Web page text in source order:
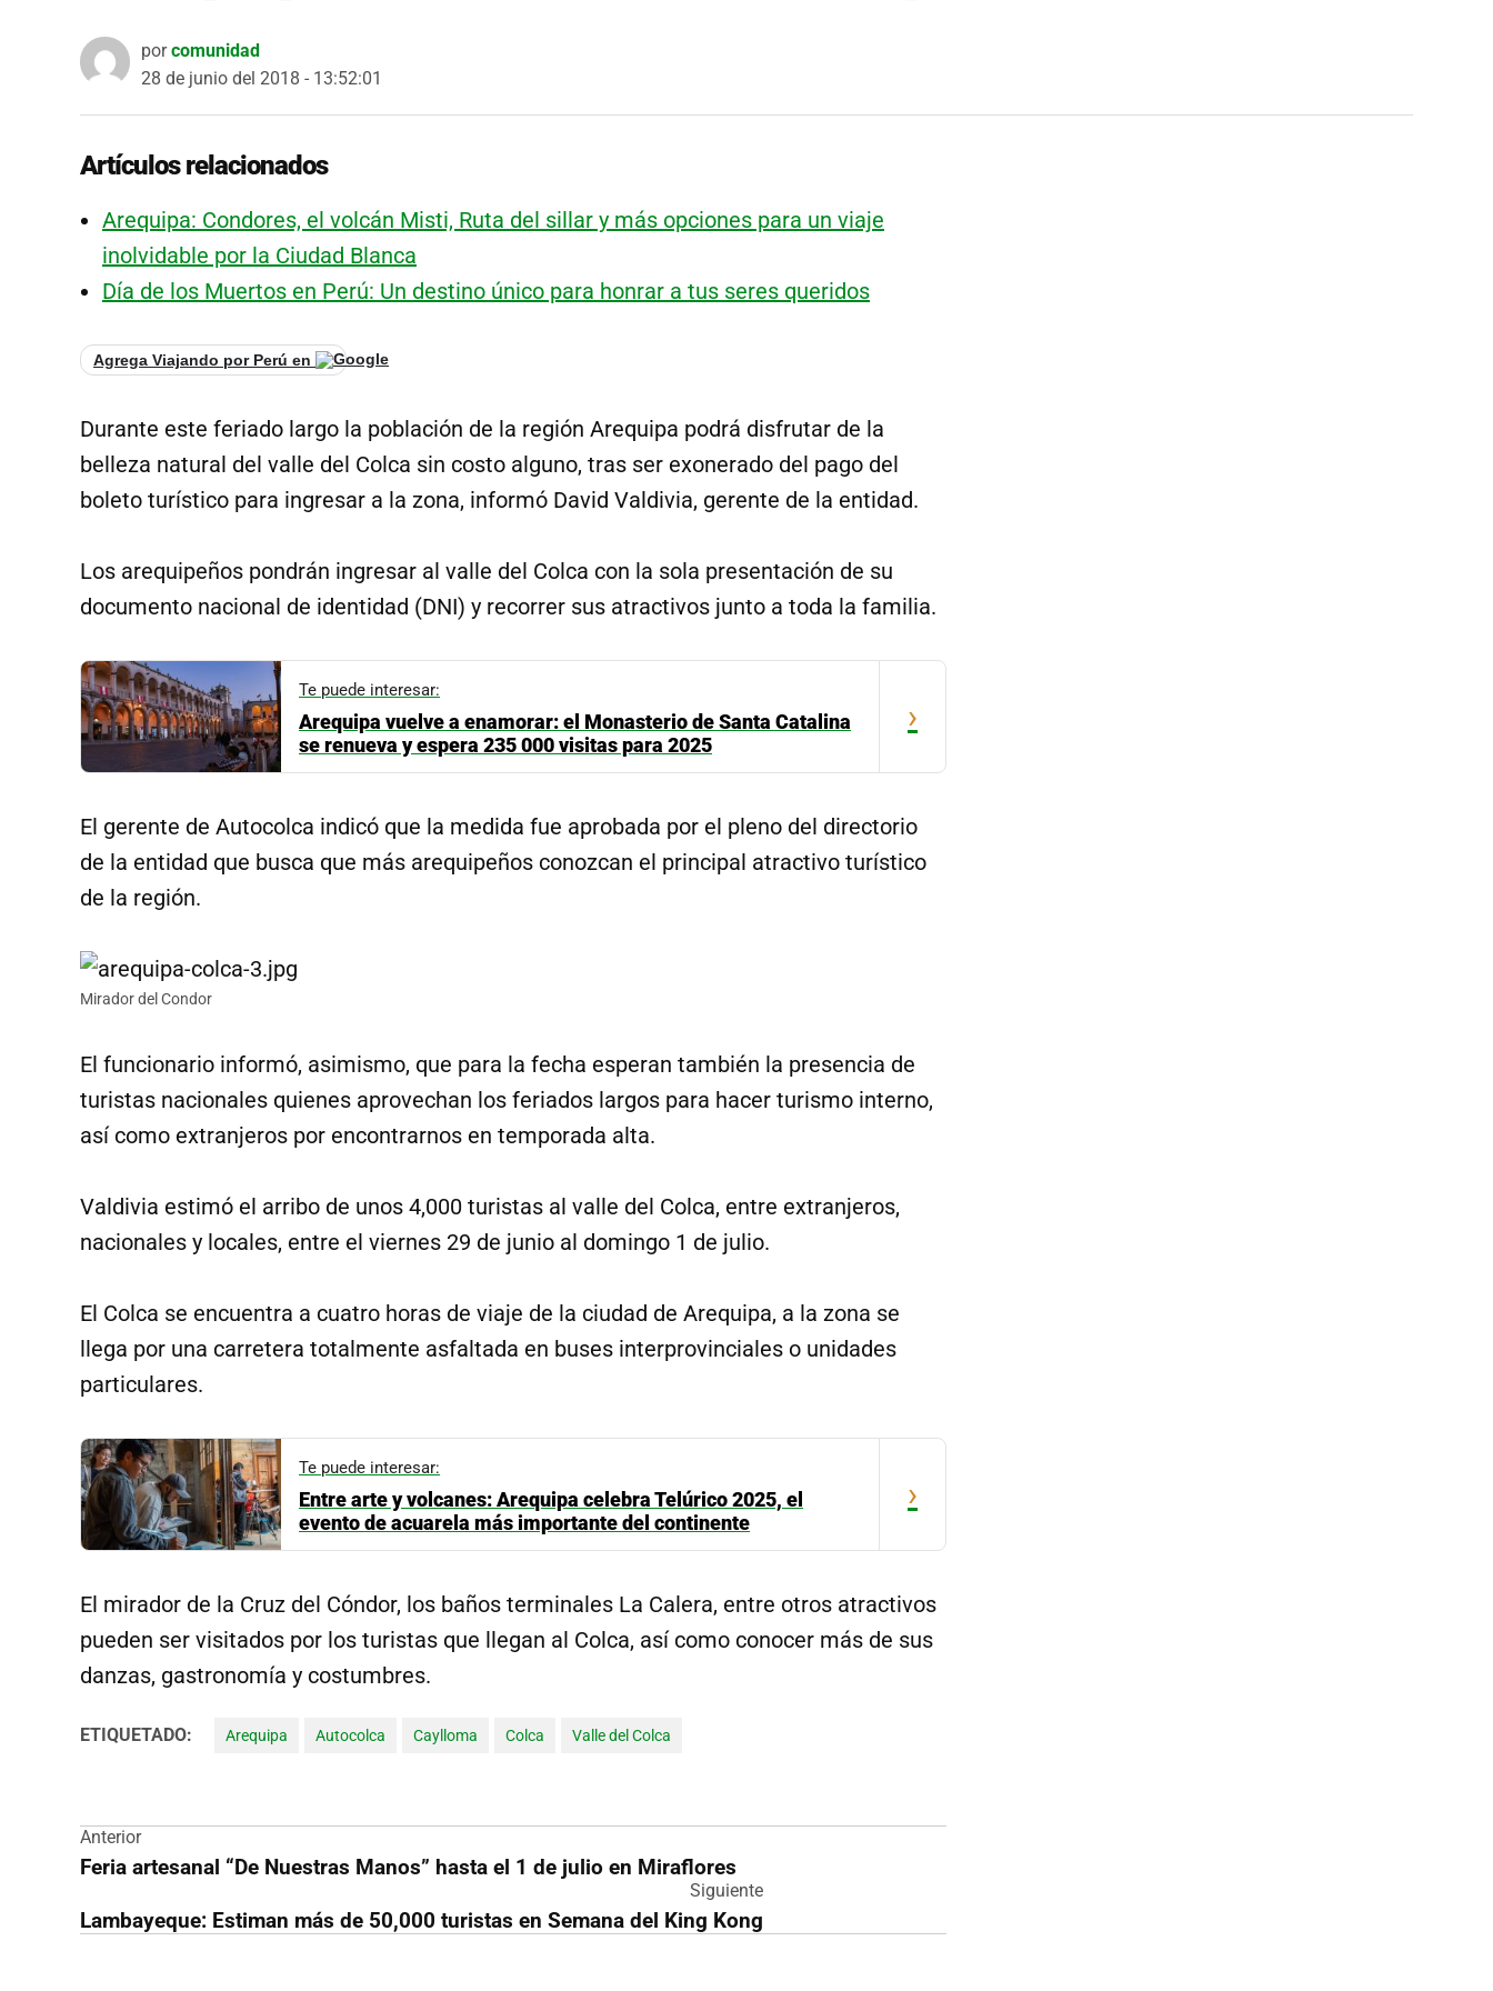
por comunidad
28 de junio del 2018 - 13:52:01
Artículos relacionados
Arequipa: Condores, el volcán Misti, Ruta del sillar y más opciones para un viaje
inolvidable por la Ciudad Blanca
Día de los Muertos en Perú: Un destino único para honrar a tus seres queridos
Agrega Viajando por Perú en
Durante este feriado largo la población de la región Arequipa podrá disfrutar de la
belleza natural del valle del Colca sin costo alguno, tras ser exonerado del pago del
boleto turístico para ingresar a la zona, informó David Valdivia, gerente de la entidad.
Los arequipeños pondrán ingresar al valle del Colca con la sola presentación de su
documento nacional de identidad (DNI) y recorrer sus atractivos junto a toda la familia.
Te puede interesar:
Arequipa vuelve a enamorar: el Monasterio de Santa Catalina
se renueva y espera 235 000 visitas para 2025
›
El gerente de Autocolca indicó que la medida fue aprobada por el pleno del directorio
de la entidad que busca que más arequipeños conozcan el principal atractivo turístico
de la región.
Mirador del Condor
El funcionario informó, asimismo, que para la fecha esperan también la presencia de
turistas nacionales quienes aprovechan los feriados largos para hacer turismo interno,
así como extranjeros por encontrarnos en temporada alta.
Valdivia estimó el arribo de unos 4,000 turistas al valle del Colca, entre extranjeros,
nacionales y locales, entre el viernes 29 de junio al domingo 1 de julio.
El Colca se encuentra a cuatro horas de viaje de la ciudad de Arequipa, a la zona se
llega por una carretera totalmente asfaltada en buses interprovinciales o unidades
particulares.
Te puede interesar:
Entre arte y volcanes: Arequipa celebra Telúrico 2025, el
evento de acuarela más importante del continente
›
El mirador de la Cruz del Cóndor, los baños terminales La Calera, entre otros atractivos
pueden ser visitados por los turistas que llegan al Colca, así como conocer más de sus
danzas, gastronomía y costumbres.
ETIQUETADO: Arequipa Autocolca Caylloma Colca Valle del Colca
Navegación
de
entradas
Anterior
Feria artesanal “De Nuestras Manos” hasta el 1 de julio en Miraflores
Siguiente
Lambayeque: Estiman más de 50,000 turistas en Semana del King Kong